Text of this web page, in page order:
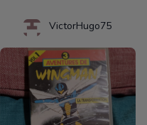
VictorHugo75